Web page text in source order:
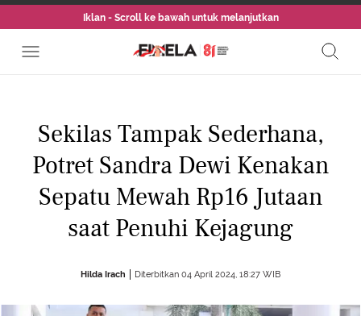
Iklan - Scroll ke bawah untuk melanjutkan
Sekilas Tampak Sederhana,
Potret Sandra Dewi Kenakan
Sepatu Mewah Rp16 Jutaan
saat Penuhi Kejagung
Hilda Irach Diterbitkan 04 April 2024, 18:27 WIB